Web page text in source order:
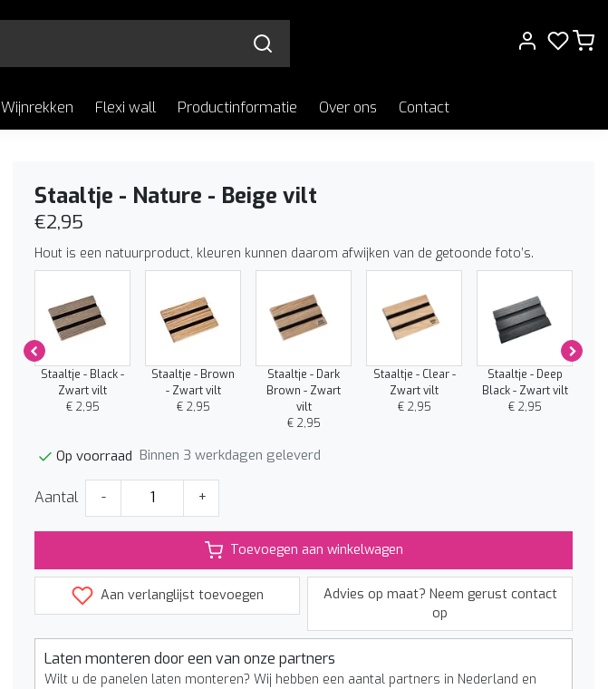
Wijnrekken Flexi wall Productinformatie Over ons Contact
Staaltje - Nature - Beige vilt
€2,95
Hout is een natuurproduct, kleuren kunnen daarom afwijken van de getoonde foto’s.
Staaltje - Black -
Zwart vilt
€ 2,95
Staaltje - Brown
- Zwart vilt
€ 2,95
Staaltje - Dark
Brown - Zwart
vilt
€ 2,95
Staaltje - Clear -
Zwart vilt
€ 2,95
Staaltje - Deep
Black - Zwart vilt
€ 2,95
Op voorraad Binnen 3 werkdagen geleverd
Aantal - +
Toevoegen aan winkelwagen
Aan verlanglijst toevoegen
Advies op maat? Neem gerust contact
op
Laten monteren door een van onze partners
Wilt u de panelen laten monteren? Wij hebben een aantal partners in Nederland en